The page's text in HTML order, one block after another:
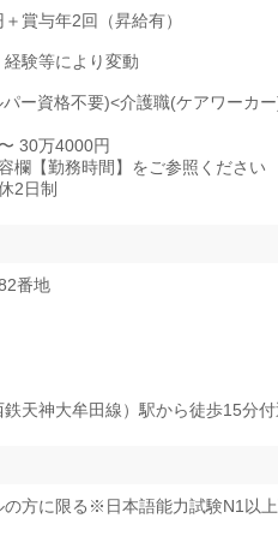
賞与年2回（昇給有）
験等により変動
ー資格不要)<介護職(ケアワーカ
30万4000円
欄【勤務時間】をご参照ください
2日制
番地
鉄天神大牟田線）駅から徒歩15分付
の方に限る※日本語能力試験N1以